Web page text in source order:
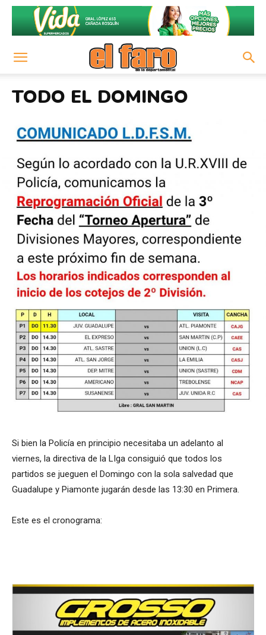
TODO EL DOMINGO
Si bien la Policía en principio necesitaba un adelanto al
viernes, la directiva de la LIga consiguió que todos los
partidos se jueguen el Domingo con la sola salvedad que
Guadalupe y Piamonte jugarán desde las 13:30 en Primera.
Este es el cronograma: